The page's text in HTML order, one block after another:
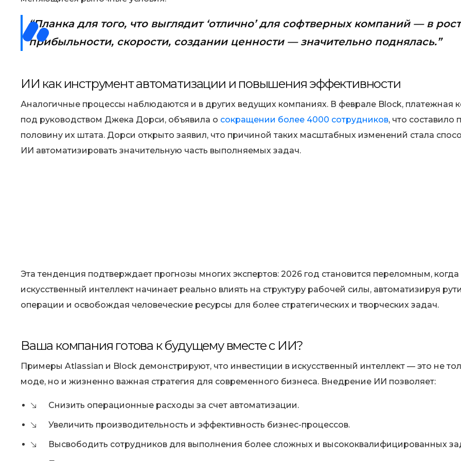
“Планка для того, что выглядит ‘отлично’ для софтверных компаний — в
прибыльности, скорости, создании ценности — значительно поднялась.”
ИИ как инструмент автоматизации и повышения эффективности
Аналогичные процессы наблюдаются и в других ведущих компаниях. В феврале Block, платежная
под руководством Джека Дорси, объявила о сокращении более 4000 сотрудников, что составило
половину их штата. Дорси открыто заявил, что причиной таких масштабных изменений стала
ИИ автоматизировать значительную часть выполняемых задач.
Эта тенденция подтверждает прогнозы многих экспертов: 2026 год становится переломным, когда
искусственный интеллект начинает реально влиять на структуру рабочей силы, автоматизируя
операции и освобождая человеческие ресурсы для более стратегических и творческих задач.
Ваша компания готова к будущему вместе с ИИ?
Примеры Atlassian и Block демонстрируют, что инвестиции в искусственный интеллект — это не
моде, но и жизненно важная стратегия для современного бизнеса. Внедрение ИИ позволяет:
Cнизить операционные расходы за счет автоматизации.
Увеличить производительность и эффективность бизнес-процессов.
Высвободить сотрудников для выполнения более сложных и высококвалифицированных